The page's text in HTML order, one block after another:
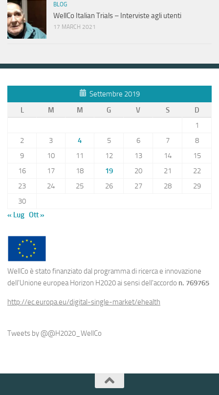
BLOG
WellCo Italian Trials – Interviste agli utenti
17 MARCH 2021
Settembre 2019
L
M M G V S
D
1
2
3 4 5 6 7
8
9
10 11 12 13 14
15
16
17 18 19 20 21
22
23
24 25 26 27 28
29
30
« Lug Ott »
WellCo è stato finanziato dal programma di ricerca e innovazione
dell'Unione europea Horizon H2020 ai sensi dell'accordo n. 769765
http://ec.europa.eu/digital-single-market/ehealth
Tweets by @@H2020_WellCo